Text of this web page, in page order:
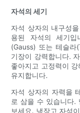
자석의 세기
자석 상자의 내구성
용된 자석의 세기
(Gauss) 또는 테슬라
기장이 강력합니다.
좋아지고 고정력이
유지합니다.
자석 상자의 자력을
로 삼을 수 있습니다.
보세요. 냉장고 자석